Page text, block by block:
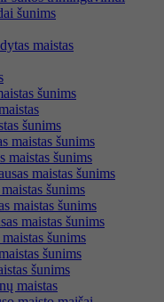
šunims
maistas
šunims
šunims
maistas šunims
šunims
maistas šunims
šunims
maistas šunims
maistas šunims
šunims
šunims
šunims
maistas